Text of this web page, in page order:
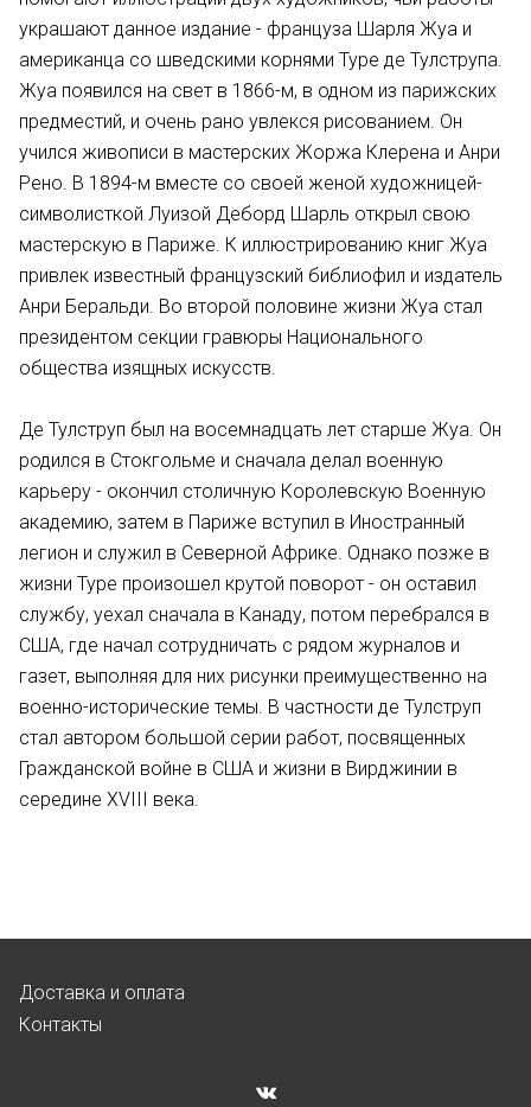
украшают данное издание - француза Шарля Жуа и
американца со шведскими корнями Туре де Тулструпа.
Жуа появился на свет в 1866-м, в одном из парижских
предместий, и очень рано увлекся рисованием. Он
учился живописи в мастерских Жоржа Клерена и Анри
Рено. В 1894-м вместе со своей женой художницей-
символисткой Луизой Деборд Шарль открыл свою
мастерскую в Париже. К иллюстрированию книг Жуа
привлек известный французский библиофил и издатель
Анри Беральди. Во второй половине жизни Жуа стал
президентом секции гравюры Национального
общества изящных искусств.
Де Тулструп был на восемнадцать лет старше Жуа. Он
родился в Стокгольме и сначала делал военную
карьеру - окончил столичную Королевскую Военную
академию, затем в Париже вступил в Иностранный
легион и служил в Северной Африке. Однако позже в
жизни Туре произошел крутой поворот - он оставил
службу, уехал сначала в Канаду, потом перебрался в
США, где начал сотрудничать с рядом журналов и
газет, выполняя для них рисунки преимущественно на
военно-исторические темы. В частности де Тулструп
стал автором большой серии работ, посвященных
Гражданской войне в США и жизни в Вирджинии в
середине XVIII века.
Доставка и оплата
Контакты